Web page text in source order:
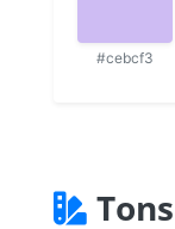
#cebcf3